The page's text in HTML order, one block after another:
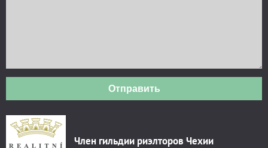
Отправить
Член гильдии риэлторов Чехии